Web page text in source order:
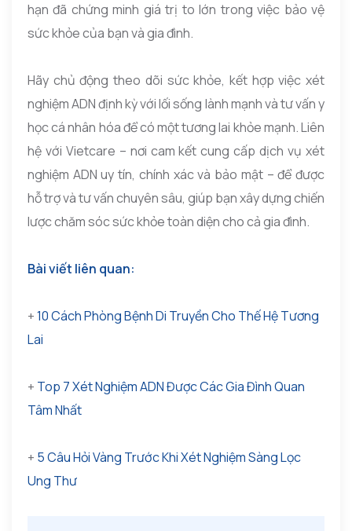
hạn đã chứng minh giá trị to lớn trong việc bảo vệ
sức khỏe của bạn và gia đình.
Hãy chủ động theo dõi sức khỏe, kết hợp việc xét
nghiệm ADN định kỳ với lối sống lành mạnh và tư vấn y
học cá nhân hóa để có một tương lai khỏe mạnh. Liên
hệ với Vietcare – nơi cam kết cung cấp dịch vụ xét
nghiệm ADN uy tín, chính xác và bảo mật – để được
hỗ trợ và tư vấn chuyên sâu, giúp bạn xây dựng chiến
lược chăm sóc sức khỏe toàn diện cho cả gia đình.
Bài viết liên quan:
+10 Cách Phòng Bệnh Di Truyền Cho Thế Hệ Tương
Lai
+ Top 7 Xét Nghiệm ADN Được Các Gia Đình Quan
Tâm Nhất
+ 5 Câu Hỏi Vàng Trước Khi Xét Nghiệm Sàng Lọc
Ung Thư